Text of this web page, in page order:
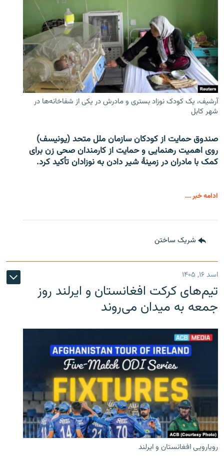
آرشیف، یک کودک نوزاد بستری و مادرش در یکی از شفاخانه‌ها در
شهر کابل
صندوق حمایت از کودکان سازمان ملل متحد (یونیسف)
روی اهمیت رهنمایی و حمایت از کارمندان صحی زن برای
کمک با مادران در زمینۀ شیر دادن به نوزادان تأکید کرد.
ادامه خبر ...
شریک ساختن
اسد ۱۶, ۱۴۰۵
تیم‌های کرکت افغانستان و ایرلند روز
جمعه به میدان می‌روند
رویارویی افغانستان و ایرلند